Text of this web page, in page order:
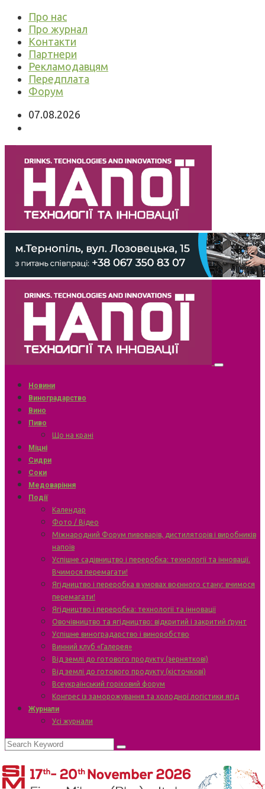
Про нас
Про журнал
Контакти
Партнери
Рекламодавцям
Передплата
Форум
07.08.2026
Новини
Виноградарство
Вино
Пиво
Що на крані
Міцні
Сидри
Соки
Медоваріння
Події
Календар
Фото / Відео
Міжнародний Форум пивоварів, дистиляторів і виробників
напоїв
Успішне садівництво і переробка: технології та інновації.
Вчимося перемагати!
Ягідництво і переробка в умовах воєнного стану: вчимося
перемагати!
Ягідництво і переробка: технології та інновації
Овочівництво та ягідництво: відкритий і закритий ґрунт
Успішне виноградарство і виноробство
Винний клуб «Галерея»
Від землі до готового продукту (зерняткові)
Від землі до готового продукту (кісточкові)
Всеукраїнський горіховий форум
Конгрес із заморожування та холодної логістики ягід
Журнали
Усі журнали